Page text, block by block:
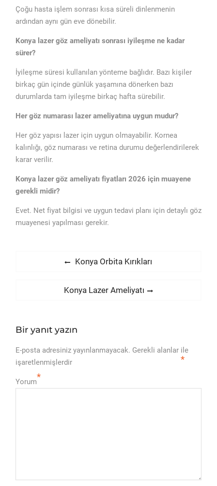
Çoğu hasta işlem sonrası kısa süreli dinlenmenin
ardından aynı gün eve dönebilir.
Konya lazer göz ameliyatı sonrası iyileşme ne kadar
sürer?
İyileşme süresi kullanılan yönteme bağlıdır. Bazı kişiler
birkaç gün içinde günlük yaşamına dönerken bazı
durumlarda tam iyileşme birkaç hafta sürebilir.
Her göz numarası lazer ameliyatına uygun mudur?
Her göz yapısı lazer için uygun olmayabilir. Kornea
kalınlığı, göz numarası ve retina durumu değerlendirilerek
karar verilir.
Konya lazer göz ameliyatı fiyatları 2026 için muayene
gerekli midir?
Evet. Net fiyat bilgisi ve uygun tedavi planı için detaylı göz
muayenesi yapılması gerekir.
Previous
Konya Orbita Kırıkları
Next
Konya Lazer Ameliyatı
Bir yanıt yazın
E-posta adresiniz yayınlanmayacak. Gerekli alanlar
*
ile
işaretlenmişlerdir
Yorum*